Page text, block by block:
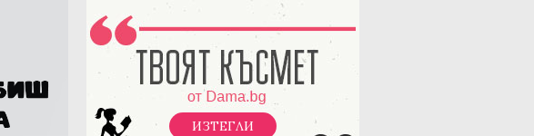
ИЗТЕГЛИ